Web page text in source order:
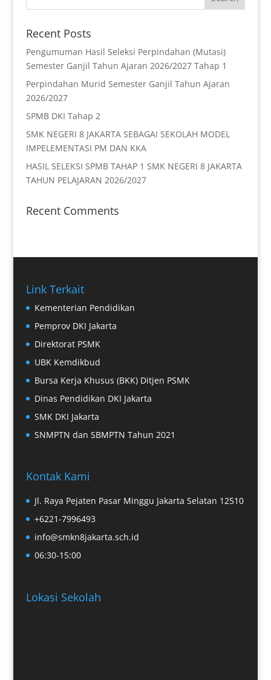
Recent Posts
Pengumuman Hasil Seleksi Perpindahan (Mutasi)
Semester Ganjil Tahun Ajaran 2026/2027 Tahap 1
Perpindahan Murid Semester Ganjil Tahun Ajaran
2026/2027
SPMB DKI Tahap 2
SMK NEGERI 8 JAKARTA SEBAGAI SEKOLAH MODEL
IMPELEMENTASI PM DAN KKA
HASIL SELEKSI SPMB TAHAP 1 SMK NEGERI 8 JAKARTA
TAHUN PELAJARAN 2026/2027
Recent Comments
Link Terkait
Kementerian Pendidikan
Pemprov DKI Jakarta
Direktorat PSMK
UBK Kemdikbud
Bursa Kerja Khusus (BKK) Ditjen PSMK
Dinas Pendidikan DKI Jakarta
SMK DKI Jakarta
SNMPTN dan SBMPTN Tahun 2021
Kontak Kami
Jl. Raya Pejaten Pasar Minggu Jakarta Selatan 12510
+6221-7996493
info@smkn8jakarta.sch.id
06:30-15:00
Lokasi Sekolah